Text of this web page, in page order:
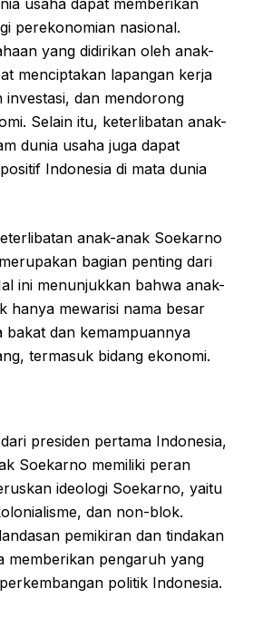
usaha dapat memberikan
perekonomian nasional.
yang didirikan oleh anak-
menciptakan lapangan kerja
investasi, dan mendorong
Selain itu, keterlibatan anak-
dunia usaha juga dapat
Indonesia di mata dunia
anak-anak Soekarno
bagian penting dari
ini menunjukkan bahwa anak-
hanya mewarisi nama besar
bakat dan kemampuannya
termasuk bidang ekonomi.
presiden pertama Indonesia,
Soekarno memiliki peran
ideologi Soekarno, yaitu
dan non-blok.
pemikiran dan tindakan
memberikan pengaruh yang
politik Indonesia.